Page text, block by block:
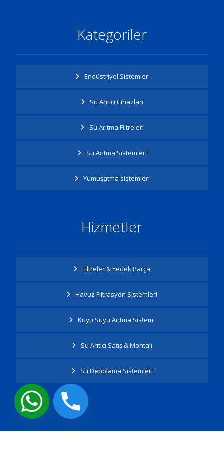
Kategoriler
Endüstriyel Sistemler
Su Arıtıcı Cihazları
Su Arıtma Filtreleri
Su Arıtma Sistemleri
Yumuşatma sistemleri
Hizmetler
Filtreler & Yedek Parça
Havuz Filtrasyon Sistemleri
Kuyu Suyu Arıtma Sistemi
Su Arıtıcı Satış & Montajı
Su Depolama Sistemleri